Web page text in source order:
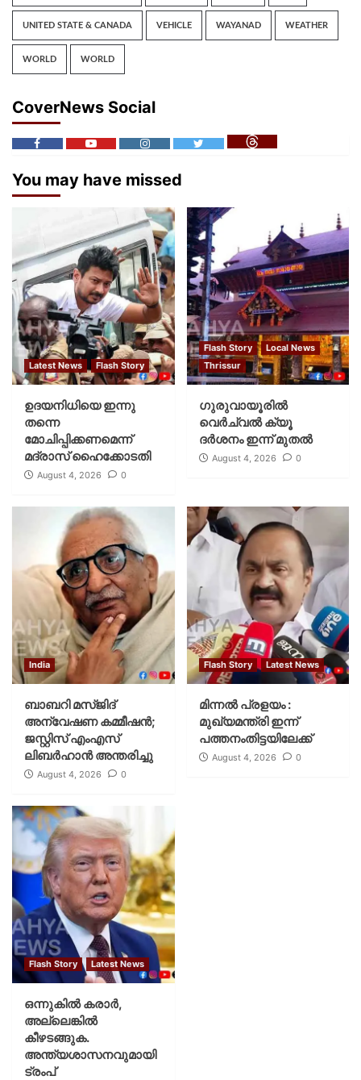
UNITED STATE & CANADA VEHICLE WAYANAD WEATHER
WORLD WORLD
CoverNews Social
You may have missed
Latest News Flash Story
ഉദയനിധിയെ ഇന്നു
തന്നെ
മോചിപ്പിക്കണമെന്ന്
മദ്രാസ് ഹൈക്കോടതി
August 4, 2026 0
Flash Story
Local News
Thrissur
ഗുരുവായൂരില്‍
വെര്‍ച്വല്‍ ക്യൂ
ദര്‍ശനം ഇന്ന് മുതല്‍
August 4, 2026 0
India
ബാബറി മസ്ജിദ്
അന്വേഷണ കമ്മീഷന്‍;
ജസ്റ്റിസ് എംഎസ്
ലിബര്‍ഹാന്‍ അന്തരിച്ചു
August 4, 2026 0
Flash Story Latest News
മിന്നല്‍ പ്രളയം :
മുഖ്യമന്ത്രി ഇന്ന്
പത്തനംതിട്ടയിലേക്ക്
August 4, 2026 0
Flash Story Latest News
ഒന്നുകില്‍ കരാര്‍,
അല്ലെങ്കില്‍
കീഴടങ്ങുക.
അന്ത്യശാസനവുമായി
ട്രംപ്